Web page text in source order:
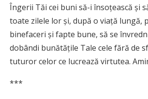
Îngerii Tăi cei buni să-i însoțească și
toate zilele lor și, după o viață lungă,
binefaceri și fapte bune, să se
dobândi bunătățile Tale cele fără de
tuturor celor ce lu­crează virtutea.
***